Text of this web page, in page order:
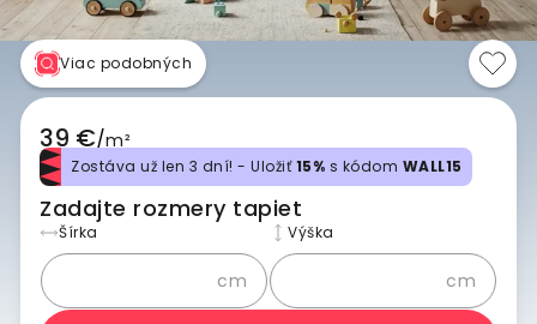
Viac podobných
39 €/m²
Zostáva už len 3 dní! - Uložiť15% s kódom WALL15
Zadajte rozmery tapiet
Šírka
cm
Výška
cm